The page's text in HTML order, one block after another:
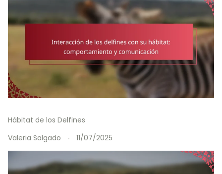
Hábitat de los Delfines
Valeria Salgado
11/07/2025